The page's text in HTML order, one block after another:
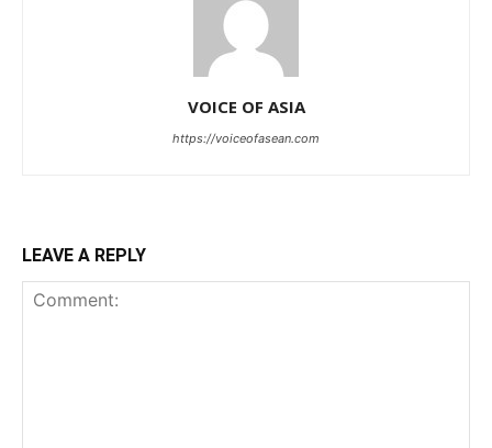
VOICE OF ASIA
https://voiceofasean.com
LEAVE A REPLY